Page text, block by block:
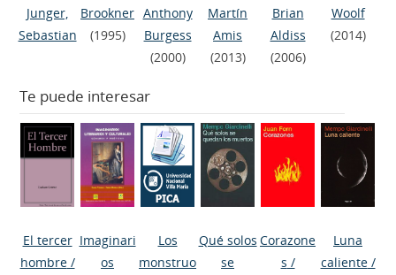
Junger,
Sebastian
Brookner
(1995)
Anthony
Burgess
(2000)
Martín
Amis
(2013)
Brian
Aldiss
(2006)
Woolf
(2014)
Te puede interesar
El tercer
hombre/
Imaginari
os
Los
monstruo
Qué solos
se
Corazone
s /
Luna
caliente/